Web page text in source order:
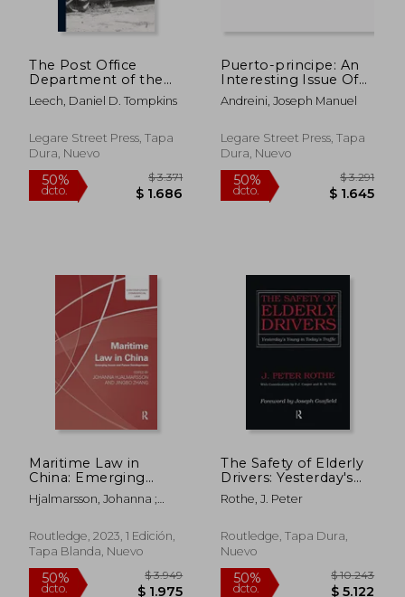
50% 50% $
50%
$ 1.766
50%
The Post Office
Department of the
United States of
America: Its History,
Working, From the
Inauguration of the
1 (en Inglés)
Leech, Daniel D. Tompkins
Legare Street Press, Tapa
Dura, Nuevo
Puerto-principe: An
Interesting Issue Of
Stamps In Cuba (en
Inglés)
Andreini, Joseph Manuel
Legare Street Press, Tapa
Dura, Nuevo
Maritime Law in
China: Emerging
Issues and Future
Developments (en
Hjalmarsson, Johanna ;
Routledge, 2023, 1 Edición,
Tapa Blanda, Nuevo
The Safety of Elderly
Drivers: Yesterday's
Young in Today's
Traffic (en Inglés)
Rothe, J. Peter
Routledge, Tapa Dura,
Nuevo